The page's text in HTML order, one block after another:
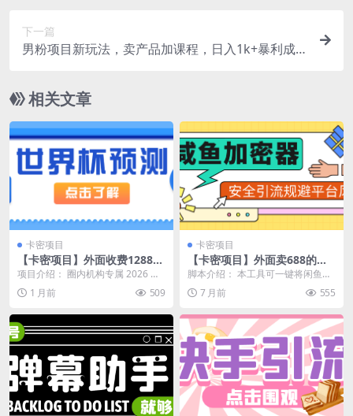
下一篇
男粉项目新玩法，卖产品加课程，日入1k+暴利成
相关文章
卡密项目
【卡密项目】外面收费1288的
世界杯AI推演综合赛事分析助
手，号称推演胜率 90% 以上
【数据助手 + 使用教程】
项目介绍： 圈内机构专属 2026 美
加墨世界杯大数据分析站点，线下
授权使用费 ...
1 月前 509
卡密项目
【卡密项目】外面卖688的闲
鱼消息加密器，支持将明文加
密为密文，安全引流规避平台
风控【加密助手+使用教程】
脚本介绍： 本工具可一键将闲鱼明
文内容加密为密文 规避封控和限制
以密文形式发出...
7 月前 555